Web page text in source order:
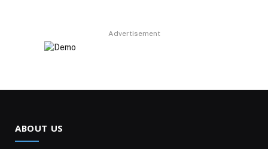
Advertisement
ABOUT US